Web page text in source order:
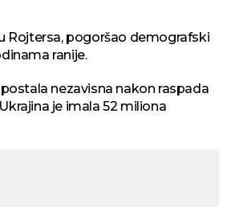
Rojtersa, pogoršao demografski
ranije.
postala nezavisna nakon raspada
je imala 52 miliona